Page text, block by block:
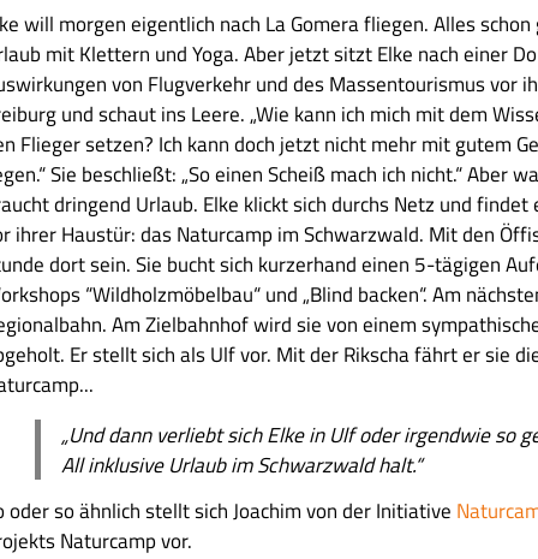
will morgen eigentlich nach La Gomera fliegen. Alles
mit Klettern und Yoga. Aber jetzt sitzt Elke nach einer
von Flugverkehr und des Massentourismus vor
und schaut ins Leere. „Wie kann ich mich mit dem
Flieger setzen? Ich kann doch jetzt nicht mehr mit gutem
Sie beschließt: „So einen Scheiß mach ich nicht.“ Aber
dringend Urlaub. Elke klickt sich durchs Netz und
ihrer Haustür: das Naturcamp im Schwarzwald. Mit den
dort sein. Sie bucht sich kurzerhand einen 5-tägigen
“Wildholzmöbelbau“ und „Blind backen“. Am
Am Zielbahnhof wird sie von einem
Er stellt sich als Ulf vor. Mit der Rikscha fährt er sie
„Und dann verliebt sich Elke in Ulf oder irgendwie so
All inklusive Urlaub im Schwarzwald halt.“
oder so ähnlich stellt sich Joachim von der Initiative
Naturcamp vor.